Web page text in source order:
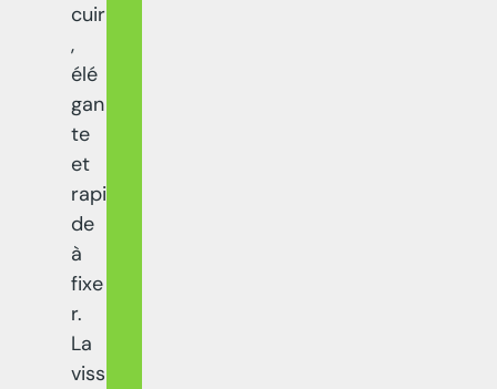
cuir
,
élé
gan
te
et
rapi
de
à
fixe
r.
La
viss